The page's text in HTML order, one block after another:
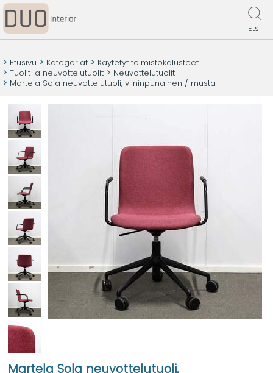
Etsi
Etusivu Kategoriat
Käytetyt toimistokalusteet
Tuolit ja neuvottelutuolit
Neuvottelutuolit
Martela Sola neuvottelutuoli, viininpunainen / musta
Martela Sola neuvottelutuoli,